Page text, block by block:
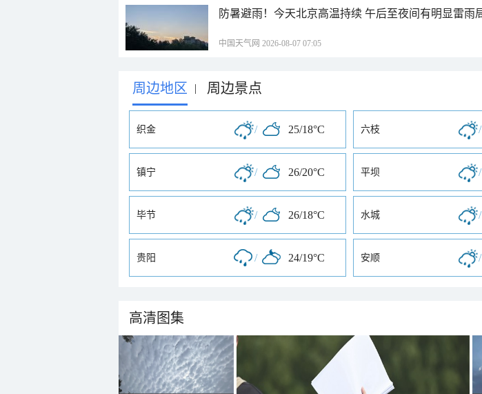
防暑避雨！今天北京高温持续 午后至夜间有明显雷雨
中国天气网 2026-08-07 07:05
周边地区 | 周边景点
织金 / 25/18°C 六枝 /
镇宁 / 26/20°C 平坝 /
毕节 / 26/18°C 水城 /
贵阳 / 24/19°C 安顺 /
高清图集